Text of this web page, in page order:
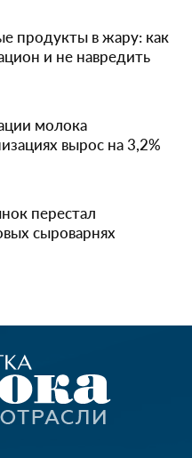
продукты в жару: как
и не навредить
молока
вырос на 3,2%
перестал
сыроварнях